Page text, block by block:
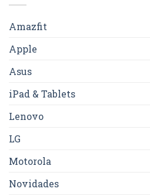
Amazfit
Apple
Asus
iPad & Tablets
Lenovo
LG
Motorola
Novidades